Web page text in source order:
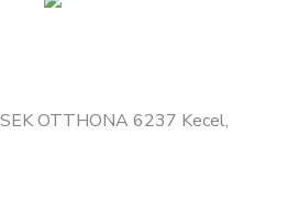
OTTHONA 6237 Kecel,